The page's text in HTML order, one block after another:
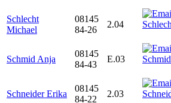
Schlecht
Michael
08145
84-26
2.04
Schmid Anja
08145
84-43
E.03
Schneider Erika
08145
84-22
2.03